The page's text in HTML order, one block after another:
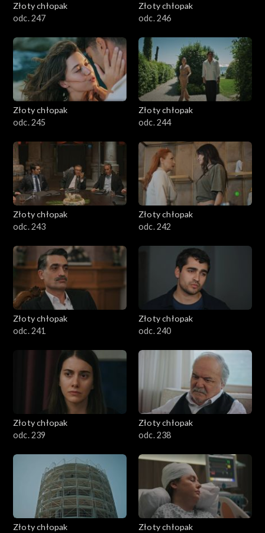
Złoty chłopak
odc. 247
Złoty chłopak
odc. 246
Złoty chłopak
odc. 245
Złoty chłopak
odc. 244
Złoty chłopak
odc. 243
Złoty chłopak
odc. 242
Złoty chłopak
odc. 241
Złoty chłopak
odc. 240
Złoty chłopak
odc. 239
Złoty chłopak
odc. 238
Złoty chłopak
Złoty chłopak